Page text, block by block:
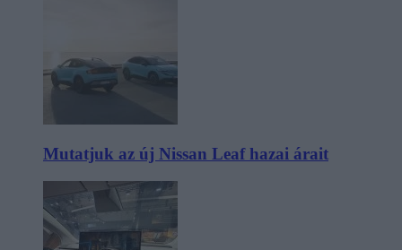
Mutatjuk az új Nissan Leaf hazai árait